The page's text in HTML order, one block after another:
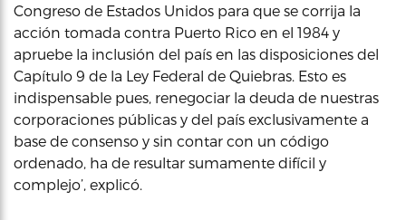
Congreso de Estados Unidos para que se corrija la
acción tomada contra Puerto Rico en el 1984 y
apruebe la inclusión del país en las disposiciones del
Capítulo 9 de la Ley Federal de Quiebras. Esto es
indispensable pues, renegociar la deuda de nuestras
corporaciones públicas y del país exclusivamente a
base de consenso y sin contar con un código
ordenado, ha de resultar sumamente difícil y
complejo’, explicó.